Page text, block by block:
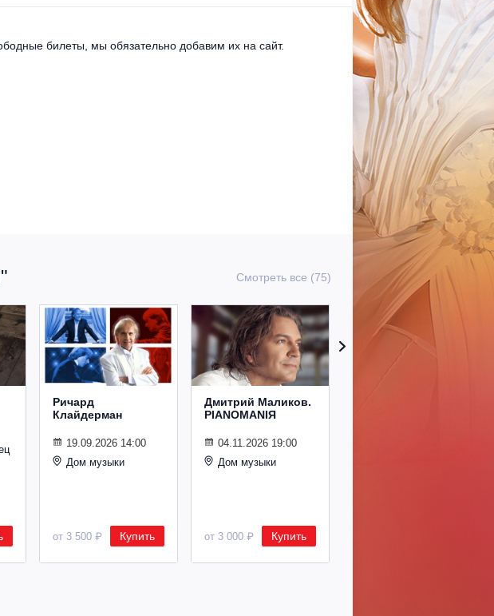
билеты, мы обязательно добавим их на сайт.
Смотреть все (75)
Ричард
Клайдерман
19.09.2026 14:00
Дом музыки
от 3 500 ₽ Купить
Дмитрий Маликов.
PIANOMANIЯ
04.11.2026 19:00
Дом музыки
от 3 000 ₽ Купить